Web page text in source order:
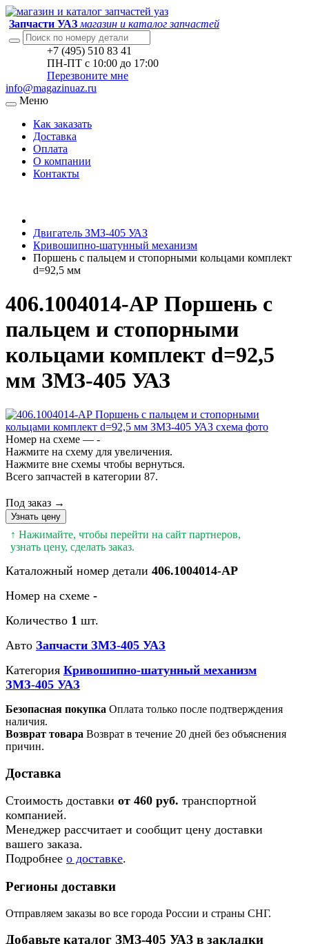
Запчасти УАЗ магазин и каталог запчастей
+7 (495) 510 83 41
ПН-ПТ с 10:00 до 17:00
Перезвоните мне
info@magazinuaz.ru
Меню
Как заказать
Доставка
Оплата
О компании
Контакты
Двигатель ЗМЗ-405 УАЗ
Кривошипно-шатунный механизм
Поршень с пальцем и стопорными кольцами комплект
d=92,5 мм
406.1004014-АР Поршень с
пальцем и стопорными
кольцами комплект d=92,5
мм ЗМЗ-405 УАЗ
Номер на схеме — -
Нажмите на схему для увеличения.
Нажмите вне схемы чтобы вернуться.
Всего запчастей в категории 87.
Под заказ →
Узнать цену
↑ Нажимайте, чтобы перейти на сайт партнеров,
узнать цену, сделать заказ.
Каталожный номер детали 406.1004014-АР
Номер на схеме -
Количество 1 шт.
Авто Запчасти ЗМЗ-405 УАЗ
Категория Кривошипно-шатунный механизм
ЗМЗ-405 УАЗ
Безопасная покупка Оплата только после подтверждения
наличия.
Возврат товара Возврат в течение 20 дней без объяснения
причин.
Доставка
Стоимость доставки от 460 руб. транспортной
компанией.
Менеджер рассчитает и сообщит цену доставки
вашего заказа.
Подробнее о доставке.
Регионы доставки
Отправляем заказы во все города России и страны СНГ.
Добавьте каталог ЗМЗ-405 УАЗ в закладки